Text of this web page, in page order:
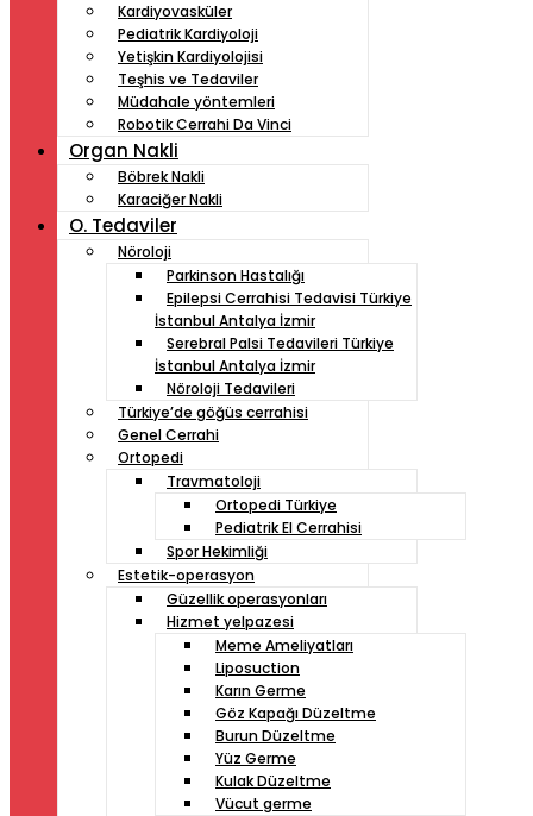
Kardiyovasküler
Pediatrik Kardiyoloji
Yetişkin Kardiyolojisi
Teşhis ve Tedaviler
Müdahale yöntemleri
Robotik Cerrahi Da Vinci
Organ Nakli
Böbrek Nakli
Karaciğer Nakli
O. Tedaviler
Nöroloji
Parkinson Hastalığı
Epilepsi Cerrahisi Tedavisi Türkiye
İstanbul Antalya İzmir
Serebral Palsi Tedavileri Türkiye
İstanbul Antalya İzmir
Nöroloji Tedavileri
Türkiye’de göğüs cerrahisi
Genel Cerrahi
Ortopedi
Travmatoloji
Ortopedi Türkiye
Pediatrik El Cerrahisi
Spor Hekimliği
Estetik-operasyon
Güzellik operasyonları
Hizmet yelpazesi
Meme Ameliyatları
Liposuction
Karın Germe
Göz Kapağı Düzeltme
Burun Düzeltme
Yüz Germe
Kulak Düzeltme
Vücut germe